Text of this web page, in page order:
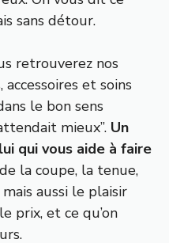
sans détour.
retrouverez nos
et soins
le bon sens
mieux”. Un
qui vous aide à faire
la coupe, la tenue,
aussi le plaisir
prix, et ce qu’on